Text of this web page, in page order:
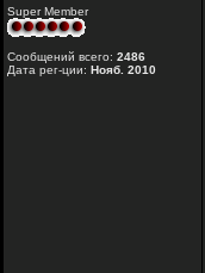
Super Member
Сообщений всего: 2486
Дата рег-ции: Нояб. 2010